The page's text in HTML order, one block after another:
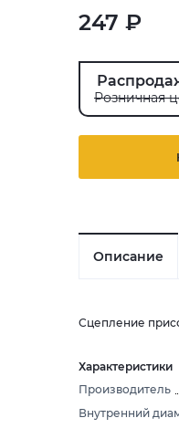
247 ₽
Розничная
Описание
Сцепление
Характеристики
Производитель
Внутренний